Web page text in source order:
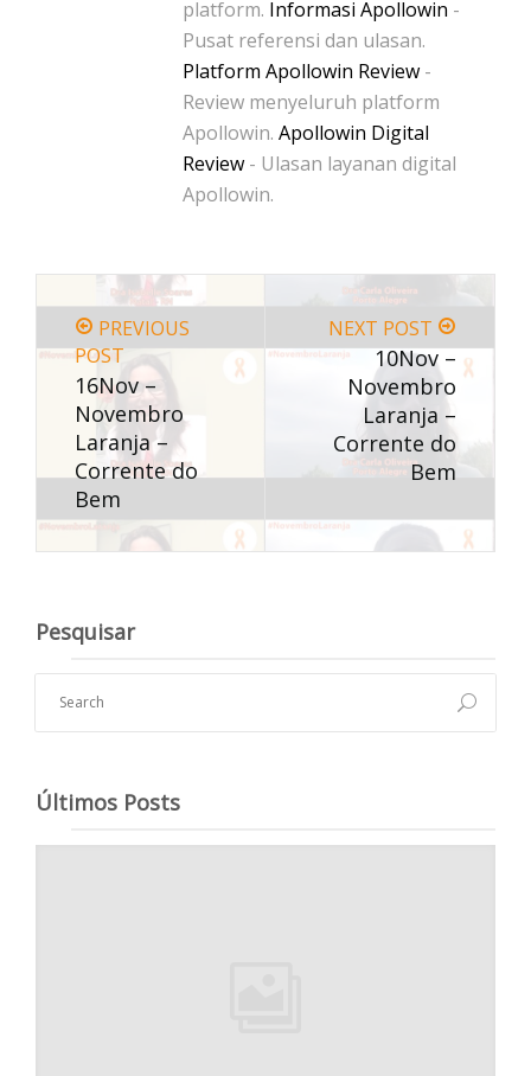
platform. Informasi Apollowin -
Pusat referensi dan ulasan.
Platform Apollowin Review -
Review menyeluruh platform
Apollowin. Apollowin Digital
Review - Ulasan layanan digital
Apollowin.
PREVIOUS
POST
16Nov –
Novembro
Laranja –
Corrente do
Bem
NEXT POST
10Nov –
Novembro
Laranja –
Corrente do
Bem
Pesquisar
Últimos Posts